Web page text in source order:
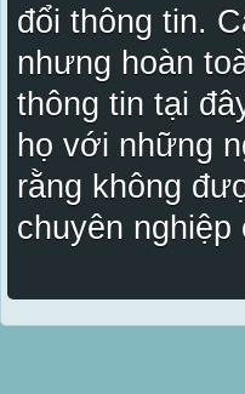
đổi thông tin.
nhưng hoàn
thông tin tại
họ với những
rằng không
chuyên